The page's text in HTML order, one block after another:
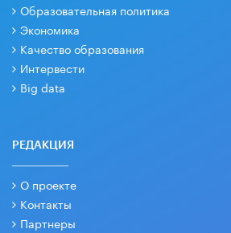
Образовательная политика
Экономика
Качество образования
Интервести
Big data
РЕДАКЦИЯ
О проекте
Контакты
Партнеры